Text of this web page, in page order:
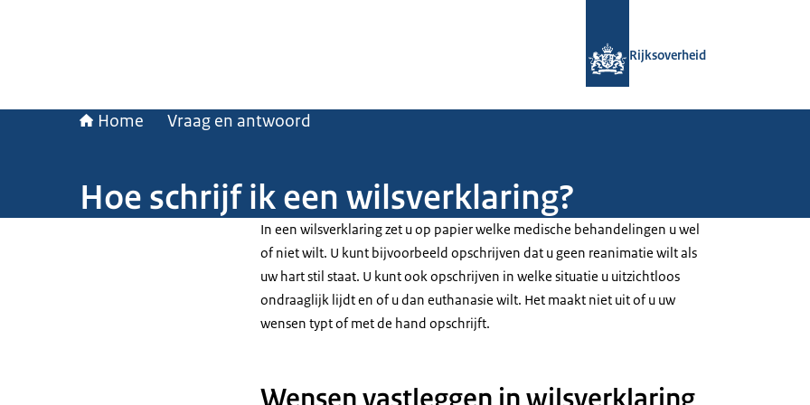
Rijksoverheid
Home Vraag en antwoord
Hoe schrijf ik een wilsverklaring?
In een wilsverklaring zet u op papier welke medische behandelingen u wel
of niet wilt. U kunt bijvoorbeeld opschrijven dat u geen reanimatie wilt als
uw hart stil staat. U kunt ook opschrijven in welke situatie u uitzichtloos
ondraaglijk lijdt en of u dan euthanasie wilt. Het maakt niet uit of u uw
wensen typt of met de hand opschrijft.